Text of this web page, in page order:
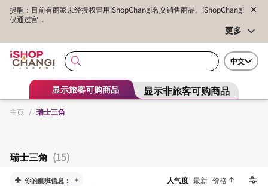
提醒：目前有商家未经授权冒用iShopChangi名义销售商品。iShopChangi
仅通过官...
更多
中文
显示旅客可购商品 显示非旅客可购商品
主页 / 瑞士三角
瑞士三角 (15)
你的航班信息： 人气度 最新 价格